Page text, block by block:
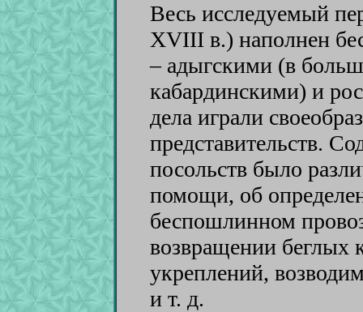
Весь исследуемый
XVIII в.) наполнен
– адыгскими (в
кабардинскими) и
дела играли
представительств.
посольств было
помощи, об
беспошлинном
возвращении беглых
укреплений,
и т. д.